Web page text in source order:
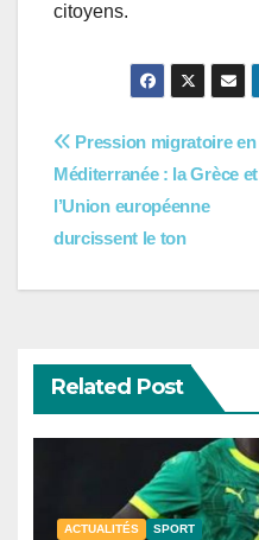
citoyens.
Navigation
de
l’article
Pression migratoire en
Méditerranée : la Grèce et
l’Union européenne
durcissent le ton
Related Post
ACTUALITÉS SPORT